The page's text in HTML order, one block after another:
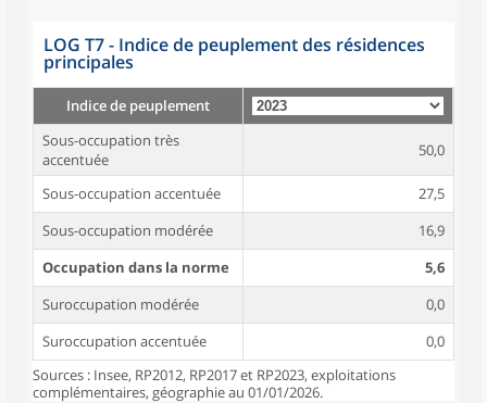
LOG T7 - Indice de peuplement des résidences
principales
Indice de peuplement
Sous-occupation très
accentuée
50,0
Sous-occupation accentuée
27,5
Sous-occupation modérée
16,9
Occupation dans la norme
5,6
Suroccupation modérée
0,0
Suroccupation accentuée
0,0
Sources : Insee, RP2012, RP2017 et RP2023, exploitations
complémentaires, géographie au 01/01/2026.